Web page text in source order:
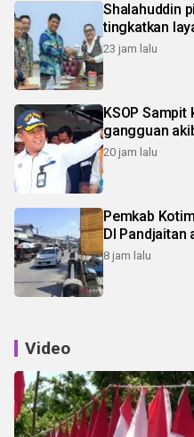
Shalahuddin
tingkatkan
23 jam lalu
KSOP
gangguan
20 jam lalu
Pemkab
DI Pandjaitan
8 jam lalu
Video